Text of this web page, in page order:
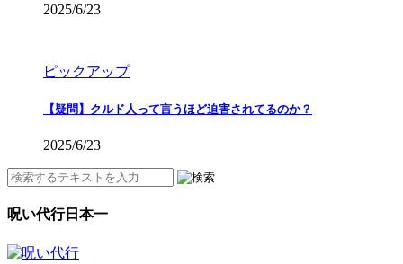
2025/6/23
ピックアップ
【疑問】クルド人って言うほど迫害されてるのか？
2025/6/23
呪い代行日本一